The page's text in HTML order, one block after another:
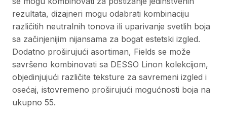
rezultata, dizajneri mogu odabrati kombinaciju
različitih neutralnih tonova ili uparivanje svetlih boja
sa začinjenijim nijansama za bogat estetski izgled.
Dodatno proširujući asortiman, Fields se može
savršeno kombinovati sa DESSO Linon kolekcijom,
objedinjujući različite teksture za savremeni izgled i
osećaj, istovremeno proširujući mogućnosti boja na
ukupno 55.